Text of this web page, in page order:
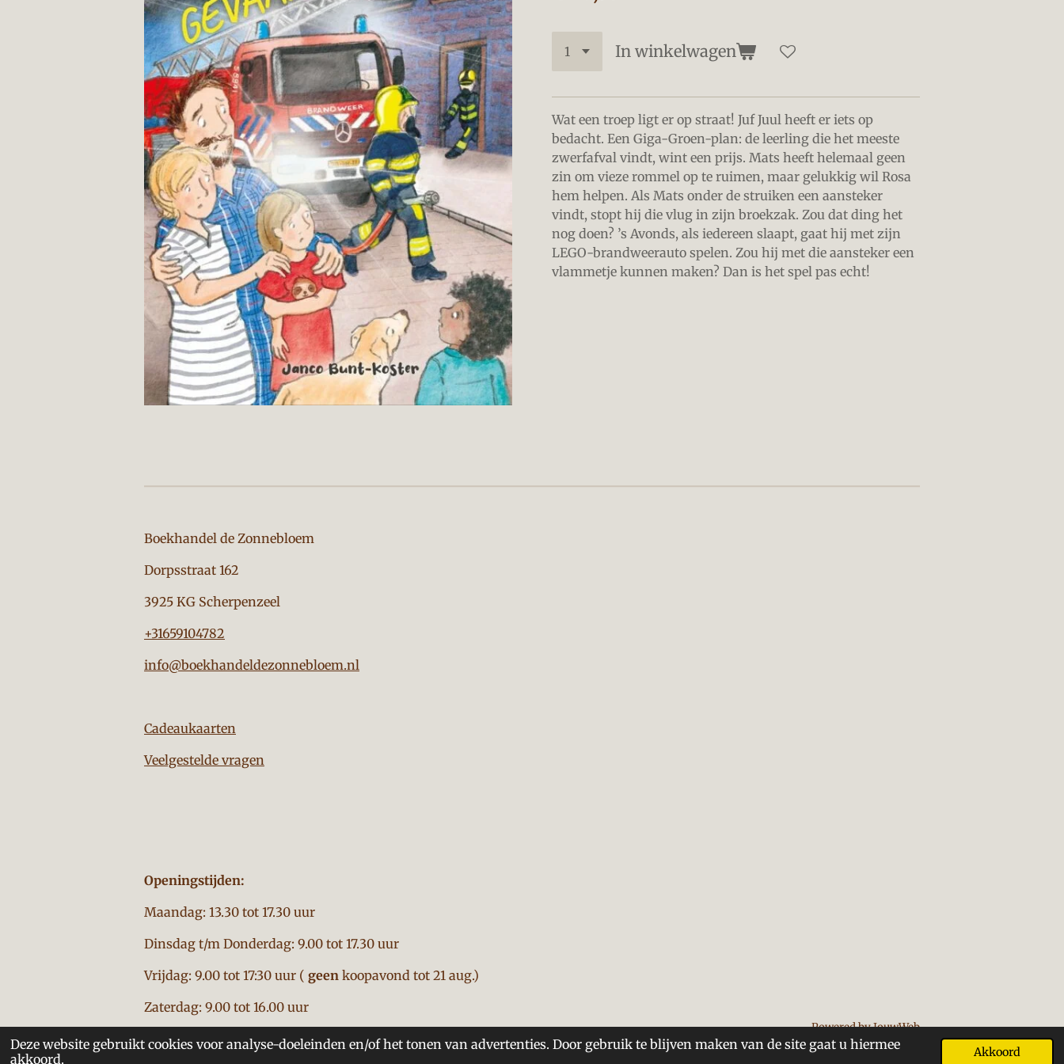
Deze website gebruikt cookies voor analyse-doeleinden en/of het tonen van advertenties. Door gebruik te blijven maken van de site gaat u hiermee
akkoord.
Akkoord
In winkelwagen
Wat een troep ligt er op straat! Juf Juul heeft er iets op
bedacht. Een Giga-Groen-plan: de leerling die het meeste
zwerfafval vindt, wint een prijs. Mats heeft helemaal geen
zin om vieze rommel op te ruimen, maar gelukkig wil Rosa
hem helpen. Als Mats onder de struiken een aansteker
vindt, stopt hij die vlug in zijn broekzak. Zou dat ding het
nog doen? ’s Avonds, als iedereen slaapt, gaat hij met zijn
LEGO-brandweerauto spelen. Zou hij met die aansteker een
vlammetje kunnen maken? Dan is het spel pas echt!
Boekhandel de Zonnebloem
Dorpsstraat 162
3925 KG Scherpenzeel
+31659104782
info@boekhandeldezonnebloem.nl
Cadeaukaarten
Veelgestelde vragen
Openingstijden:
Maandag: 13.30 tot 17.30 uur
Dinsdag t/m Donderdag: 9.00 tot 17.30 uur
Vrijdag: 9.00 tot 17:30 uur ( geen koopavond tot 21 aug.)
Zaterdag: 9.00 tot 16.00 uur
Powered byJouwWeb